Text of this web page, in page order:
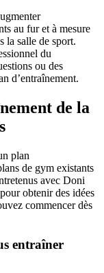
au fur et à mesure
la salle de sport.
du
ou des
d’entraînement.
de la
plan
de gym existants
avec Doni
obtenir des idées
commencer dès
entraîner